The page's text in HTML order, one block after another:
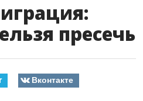
пресечь
Вконтакте